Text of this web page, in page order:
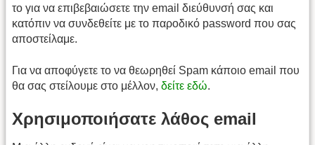
το για να επιβεβαιώσετε την email διεύθυνσή σας και
κατόπιν να συνδεθείτε με το παροδικό password που σας
αποστείλαμε.
Για να αποφύγετε το να θεωρηθεί Spam κάποιο email που
θα σας στείλουμε στο μέλλον, δείτε εδώ.
Χρησιμοποιήσατε λάθος email